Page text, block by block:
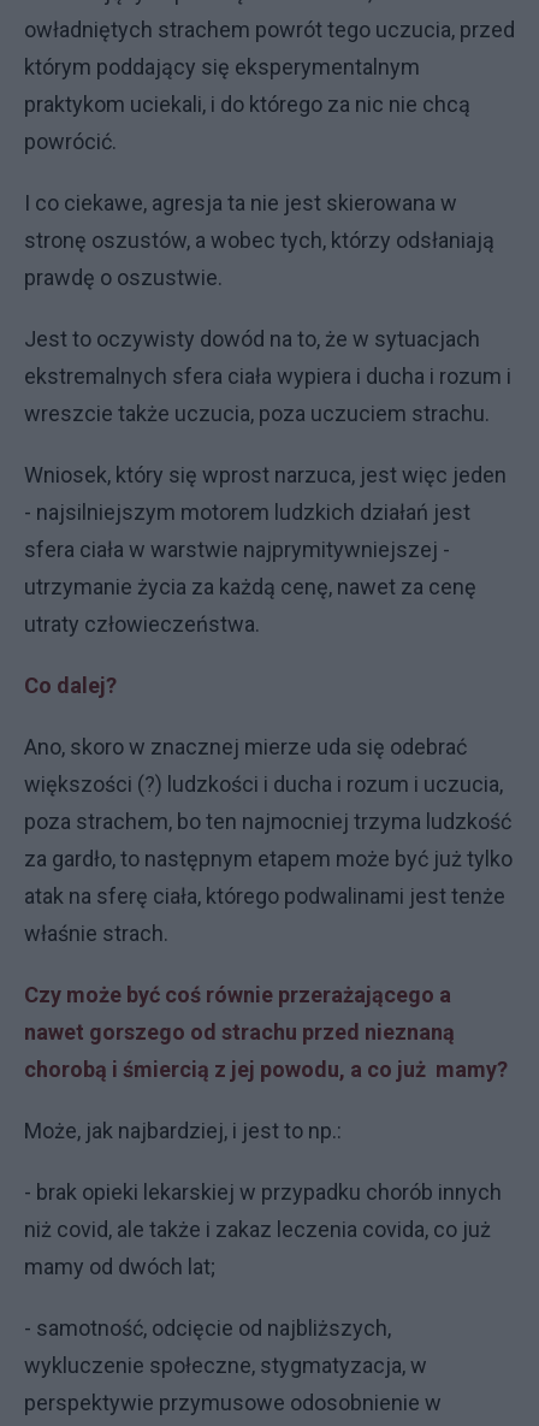
owładniętych strachem powrót tego uczucia, przed
którym poddający się eksperymentalnym
praktykom uciekali, i do którego za nic nie chcą
powrócić.
I co ciekawe, agresja ta nie jest skierowana w
stronę oszustów, a wobec tych, którzy odsłaniają
prawdę o oszustwie.
Jest to oczywisty dowód na to, że w sytuacjach
ekstremalnych sfera ciała wypiera i ducha i rozum i
wreszcie także uczucia, poza uczuciem strachu.
Wniosek, który się wprost narzuca, jest więc jeden
- najsilniejszym motorem ludzkich działań jest
sfera ciała w warstwie najprymitywniejszej -
utrzymanie życia za każdą cenę, nawet za cenę
utraty człowieczeństwa.
Co dalej?
Ano, skoro w znacznej mierze uda się odebrać
większości (?) ludzkości i ducha i rozum i uczucia,
poza strachem, bo ten najmocniej trzyma ludzkość
za gardło, to następnym etapem może być już tylko
atak na sferę ciała, którego podwalinami jest tenże
właśnie strach.
Czy może być coś równie przerażającego a
nawet gorszego od strachu przed nieznaną
chorobą i śmiercią z jej powodu, a co już mamy?
Może, jak najbardziej, i jest to np.:
- brak opieki lekarskiej w przypadku chorób innych
niż covid, ale także i zakaz leczenia covida, co już
mamy od dwóch lat;
- samotność, odcięcie od najbliższych,
wykluczenie społeczne, stygmatyzacja, w
perspektywie przymusowe odosobnienie w